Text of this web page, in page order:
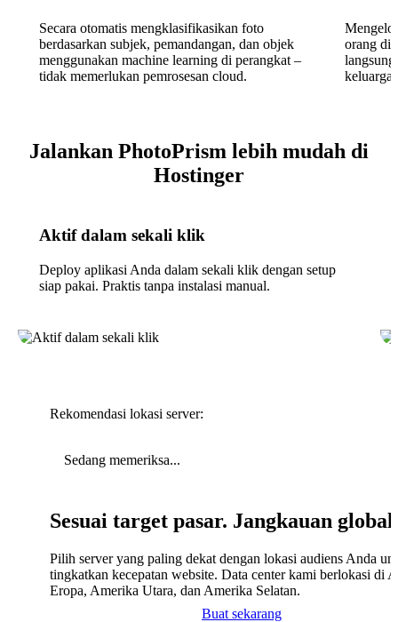
Secara otomatis mengklasifikasikan foto
berdasarkan subjek, pemandangan, dan objek
menggunakan machine learning di perangkat –
tidak memerlukan pemrosesan cloud.
orang di
keluarga
Jalankan PhotoPrism lebih mudah di
Hostinger
Aktif dalam sekali klik
Deploy aplikasi Anda dalam sekali klik dengan setup
siap pakai. Praktis tanpa instalasi manual.
Rekomendasi lokasi server:
Sedang memeriksa...
Sesuai target pasar. Jangkauan global
Pilih server yang paling dekat dengan lokasi audiens Anda
tingkatkan kecepatan website. Data center kami berlokasi di
Eropa, Amerika Utara, dan Amerika Selatan.
Buat sekarang